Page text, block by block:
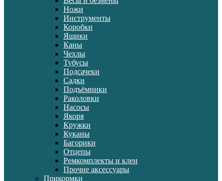
Ножи
Инструменты
Коробки
Ящики
Каны
Чехлы
Тубусы
Подсачеки
Садки
Подъёмники
Раколовки
Насосы
Якоря
Кружки
Куканы
Багорики
Отцепы
Ремкомплекты и клеи
Прочие аксессуары
Прикормки